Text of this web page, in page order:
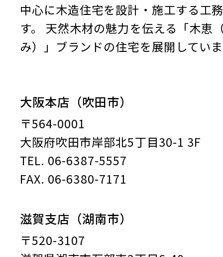
中心に木造住宅を設計・施工する工
す。
天然木材の魅力を伝える「木恵
み）」ブランドの住宅を展開してい
大阪本店（吹田市）
〒564-0001
大阪府吹田市岸部北5丁目30-1 3F
TEL. 06-6387-5557
FAX. 06-6380-7171
滋賀支店（湖南市）
〒520-3107